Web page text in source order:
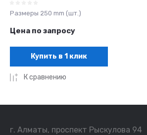
Размеры 250 mm (шт.)
Цена по запросу
Купить в 1 клик
К сравнению
г. Алматы, проспект Рыскулова 94